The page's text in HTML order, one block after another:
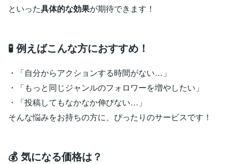
といった具体的な効果が期待できます！
🧪 例えばこんな方におすすめ！
・「自分からアクションする時間がない…」
・「もっと同じジャンルのフォロワーを増やしたい」
・「投稿してもなかなか伸びない…」
そんな悩みをお持ちの方に、ぴったりのサービスです！
💰 気になる価格は？